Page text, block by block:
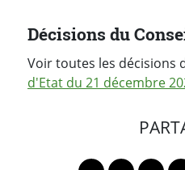
Décisions du
Voir toutes les décisions
d'Etat du 21 décembre